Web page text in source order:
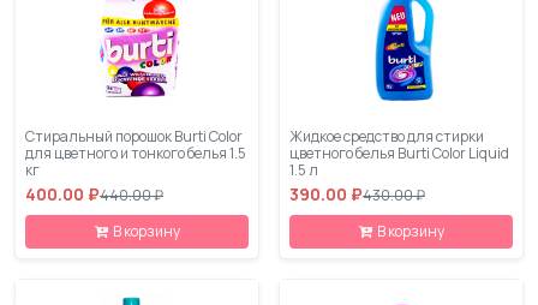
Стиральный порошок Burti Color
для цветного и тонкого белья 1.5
кг
400.00 ₽440.00 ₽
В корзину
Жидкое средство для стирки
цветного белья Burti Color Liquid
1.5 л
390.00 ₽430.00 ₽
В корзину